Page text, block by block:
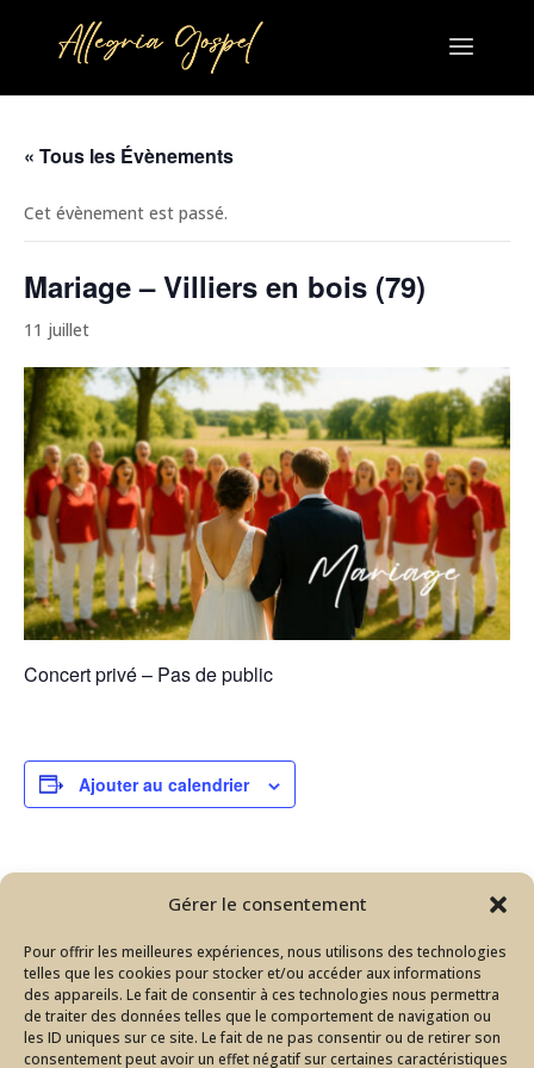
Gérer le consentement
Pour offrir les meilleures expériences, nous utilisons des technologies
telles que les cookies pour stocker et/ou accéder aux informations
des appareils. Le fait de consentir à ces technologies nous permettra
de traiter des données telles que le comportement de navigation ou
les ID uniques sur ce site. Le fait de ne pas consentir ou de retirer son
consentement peut avoir un effet négatif sur certaines caractéristiques
« Tous les Évènements
Cet évènement est passé.
Mariage – Villiers en bois (79)
11 juillet
Concert privé – Pas de public
Ajouter au calendrier
11 juillet
Catégorie d’Évènement:
Mariage